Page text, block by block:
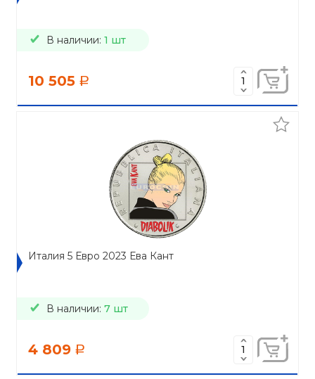
В наличии: 1 шт
10 505 a
Италия 5 Евро 2023 Ева Кант
В наличии: 7 шт
4 809 a